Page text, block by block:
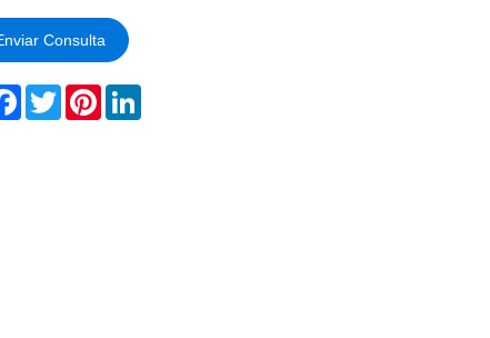
Consulta
Facebook
TwitterPinterestLinkedIn